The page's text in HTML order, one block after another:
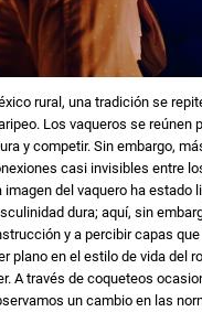
rural, una tradición se
Los vaqueros se reúnen
y competir. Sin embargo,
casi invisibles entre
imagen del vaquero ha estado
dura; aquí, sin
y a percibir capas
plano en el estilo de vida del
A través de coqueteos
un cambio en las